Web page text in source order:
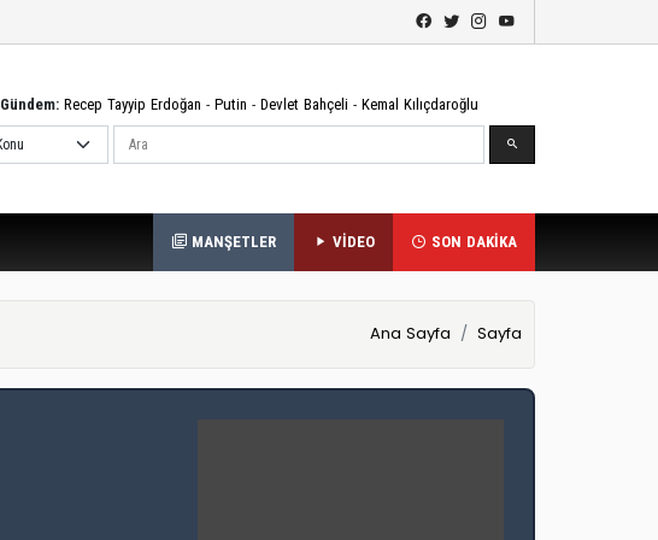
Gündem: Recep Tayyip Erdoğan - Putin - Devlet Bahçeli - Kemal Kılıçdaroğlu
Ara
MANŞETLER VİDEO SON DAKİKA
Ana Sayfa Sayfa